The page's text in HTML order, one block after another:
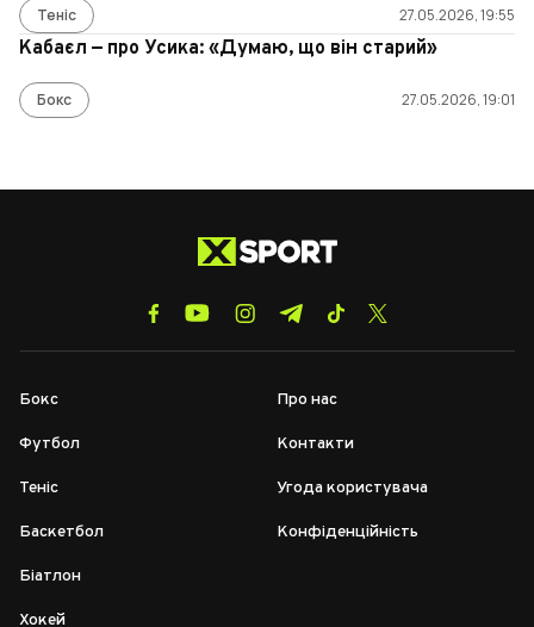
Теніс 27.05.2026, 19:55
Кабаєл — про Усика: «Думаю, що він старий»
Бокс 27.05.2026, 19:01
Бокс
Футбол
Теніс
Баскетбол
Біатлон
Хокей
Про нас
Контакти
Угода користувача
Конфіденційність